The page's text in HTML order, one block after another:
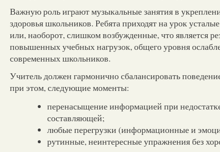
Важную роль играют музыкальные занятия в
здоровья школьников. Ребята приходят на урок
или, наоборот, слишком возбужденные, что является
повышенных учебных нагрузок, общего уровня
современных школьников.
Учитель должен гармонично сбалансировать
при этом, следующие моменты:
перенасыщение информацией при
составляющей;
любые перегрузки (информационные и
рутинные, неинтересные упражнения без